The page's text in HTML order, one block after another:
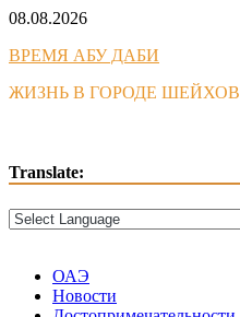
Skip
content
08.08.2026
ВРЕМЯ АБУ ДАБИ
ЖИЗНЬ В ГОРОДЕ ШЕЙХОВ
Translate:
ОАЭ
Новости